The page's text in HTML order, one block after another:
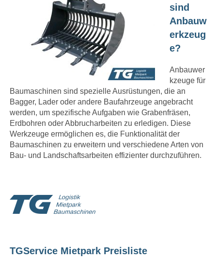
sind
Anbauw
erkzeug
e?
Anbauwer
kzeuge für
Baumaschinen sind spezielle Ausrüstungen, die an
Bagger, Lader oder andere Baufahrzeuge angebracht
werden, um spezifische Aufgaben wie Grabenfräsen,
Erdbohren oder Abbrucharbeiten zu erledigen. Diese
Werkzeuge ermöglichen es, die Funktionalität der
Baumaschinen zu erweitern und verschiedene Arten von
Bau- und Landschaftsarbeiten effizienter durchzuführen.
TGService Mietpark Preisliste